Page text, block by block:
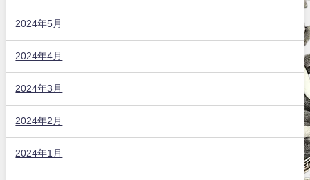
2024年5月
2024年4月
2024年3月
2024年2月
2024年1月